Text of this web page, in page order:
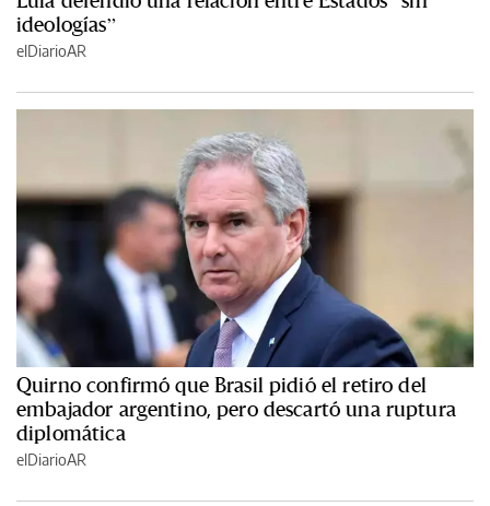
ideologías”
elDiarioAR
Quirno confirmó que Brasil pidió el retiro del
embajador argentino, pero descartó una ruptura
diplomática
elDiarioAR